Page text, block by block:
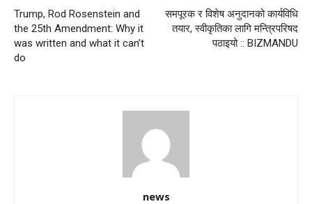
Trump, Rod Rosenstein and
the 25th Amendment: Why it
was written and what it can’t
do
समपूरक र विशेष अनुदानको कार्यविधि
तयार, स्वीकृतिका लागि मन्त्रिपरिषद
पठाइयो :: BIZMANDU
news